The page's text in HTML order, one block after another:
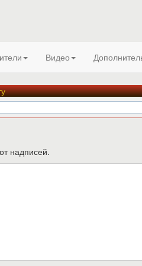
Видео
надписей.